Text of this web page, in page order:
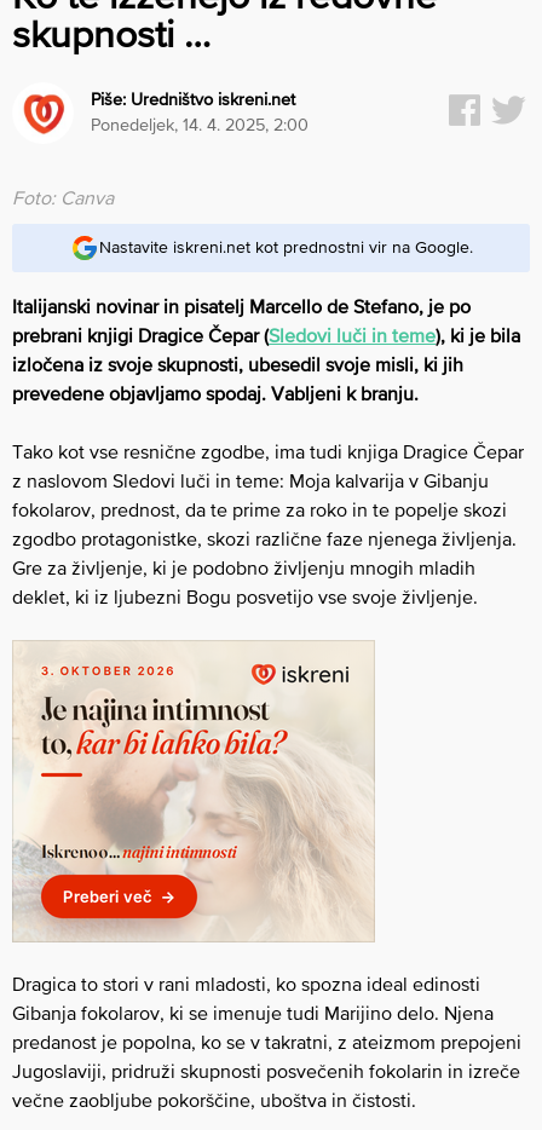
skupnosti …
Piše: Uredništvo iskreni.net
ponedeljek, 14. 4. 2025, 2:00
Foto: Canva
Nastavite iskreni.net kot prednostni vir na Google.
Italijanski novinar in pisatelj Marcello de Stefano, je po
prebrani knjigi Dragice Čepar (Sledovi luči in teme), ki je bila
izločena iz svoje skupnosti, ubesedil svoje misli, ki jih
prevedene objavljamo spodaj. Vabljeni k branju.
Tako kot vse resnične zgodbe, ima tudi knjiga Dragice Čepar
z naslovom Sledovi luči in teme: Moja kalvarija v Gibanju
fokolarov, prednost, da te prime za roko in te popelje skozi
zgodbo protagonistke, skozi različne faze njenega življenja.
Gre za življenje, ki je podobno življenju mnogih mladih
deklet, ki iz ljubezni Bogu posvetijo vse svoje življenje.
Dragica to stori v rani mladosti, ko spozna ideal edinosti
Gibanja fokolarov, ki se imenuje tudi Marijino delo. Njena
predanost je popolna, ko se v takratni, z ateizmom prepojeni
Jugoslaviji, pridruži skupnosti posvečenih fokolarin in izreče
večne zaobljube pokorščine, uboštva in čistosti.